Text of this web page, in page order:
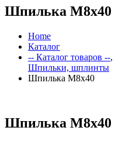
Шпилька М8х40
Home
Каталог
-- Каталог товаров --,
Шпильки, шплинты
Шпилька М8х40
Шпилька М8х40